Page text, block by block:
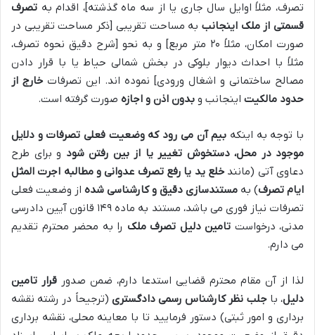
تصرف، مثلاً اوایل سال جاری یا از سه ماه گذشته]، اقدام به تصرف
قسمتی از ملک اینجانب به مساحت تقریبی [ذکر مساحت تقریبی در
صورت امکان، مثلاً ۲۰ متر مربع] و به نحو [شرح دقیق نحوه تصرف،
مثلاً با احداث دیوار بلوکی در بخش شمالی حیاط یا با قرار دادن
مصالح ساختمانی و اشغال ورودی] نموده اند. این تصرفات خارج از
حدود مالکیت اینجانب و بدون اذن و اجازه صورت گرفته است.
با توجه به اینکه بیم آن می رود که وضعیت فعلی تصرفات و دلایل
موجود در محل، دستخوش تغییر یا از بین رفتن شود و برای طرح
دعاوی آتی (مانند خلع ید یا رفع تصرف عدوانی و مطالبه اجرت المثل
ایام تصرف) به مستندسازی دقیق و کارشناسی شده از وضعیت فعلی
تصرفات نیاز فوری می باشد، مستند به ماده ۱۴۹ قانون آیین دادرسی
مدنی، درخواست تامین دلیل تصرف ملک را به محضر محترم تقدیم
می دارم.
لذا از آن مقام محترم قضایی استدعا دارم، ضمن صدور قرار تامین
دلیل، باجلب نظر کارشناس رسمی دادگستری (ترجیحاً در رشته نقشه
برداری و امور ثبتی) دستور فرمایید تا با معاینه محلی، نقشه برداری